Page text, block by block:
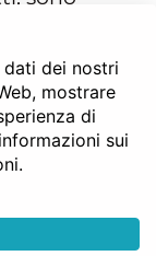
che
Vero è
Il
avviene
al sollecito
dei nostri
mostrare
di
sui